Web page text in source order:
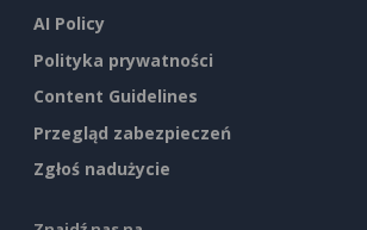
AI Policy
Polityka prywatności
Content Guidelines
Przegląd zabezpieczeń
Zgłoś nadużycie